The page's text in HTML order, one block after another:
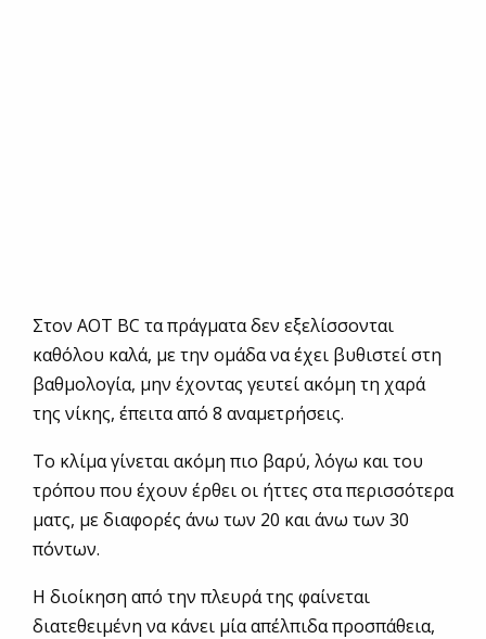
Στον ΑΟΤ BC τα πράγματα δεν εξελίσσονται
καθόλου καλά, με την ομάδα να έχει βυθιστεί στη
βαθμολογία, μην έχοντας γευτεί ακόμη τη χαρά
της νίκης, έπειτα από 8 αναμετρήσεις.
Το κλίμα γίνεται ακόμη πιο βαρύ, λόγω και του
τρόπου που έχουν έρθει οι ήττες στα περισσότερα
ματς, με διαφορές άνω των 20 και άνω των 30
πόντων.
Η διοίκηση από την πλευρά της φαίνεται
διατεθειμένη να κάνει μία απέλπιδα προσπάθεια,